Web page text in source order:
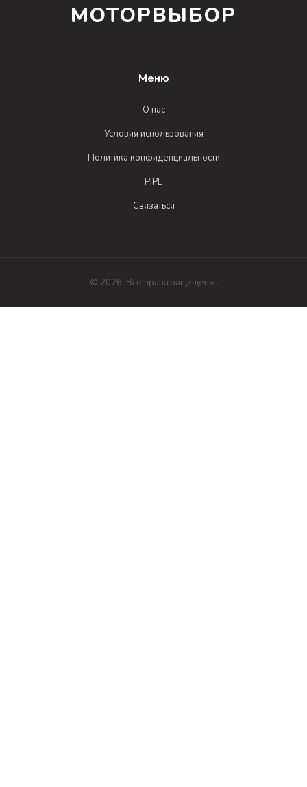
МОТОРВЫБОР
Меню
О нас
Условия использования
Политика конфиденциальности
PIPL
Связаться
© 2026. Все права защищены.